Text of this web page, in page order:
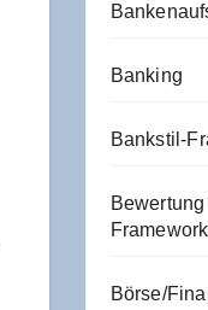
Banking
Bankstil-
Framework
Börse/